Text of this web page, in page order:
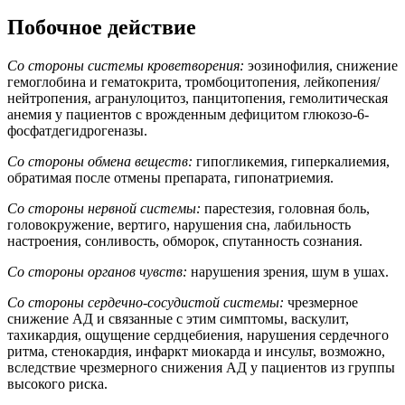
Побочное действие
Со стороны системы кроветворения: эозинофилия, снижение
гемоглобина и гематокрита, тромбоцитопения, лейкопения/
нейтропения, агранулоцитоз, панцитопения, гемолитическая
анемия у пациентов с врожденным дефицитом глюкозо-6-
фосфатдегидрогеназы.
Со стороны обмена веществ: гипогликемия, гиперкалиемия,
обратимая после отмены препарата, гипонатриемия.
Со стороны нервной системы: парестезия, головная боль,
головокружение, вертиго, нарушения сна, лабильность
настроения, сонливость, обморок, спутанность сознания.
Со стороны органов чувств: нарушения зрения, шум в ушах.
Со стороны сердечно-сосудистой системы: чрезмерное
снижение АД и связанные с этим симптомы, васкулит,
тахикардия, ощущение сердцебиения, нарушения сердечного
ритма, стенокардия, инфаркт миокарда и инсульт, возможно,
вследствие чрезмерного снижения АД у пациентов из группы
высокого риска.